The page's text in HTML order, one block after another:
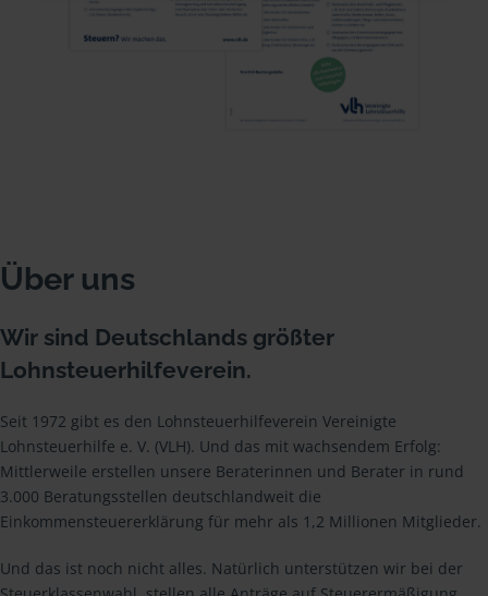
Über uns
Wir sind Deutschlands größter
Lohnsteuerhilfeverein.
Seit 1972 gibt es den Lohnsteuerhilfeverein Vereinigte
Lohnsteuerhilfe e. V. (VLH). Und das mit wachsendem Erfolg:
Mittlerweile erstellen unsere Beraterinnen und Berater in rund
3.000 Beratungsstellen deutschlandweit die
Einkommensteuererklärung für mehr als 1,2 Millionen Mitglieder.
Und das ist noch nicht alles. Natürlich unterstützen wir bei der